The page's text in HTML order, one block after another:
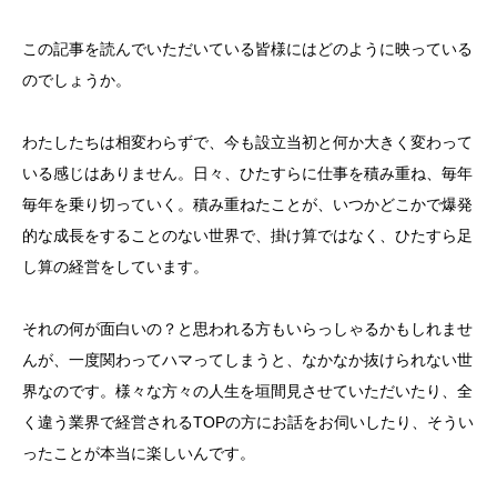
この記事を読んでいただいている皆様にはどのように映っている
のでしょうか。
わたしたちは相変わらずで、今も設立当初と何か大きく変わって
いる感じはありません。日々、ひたすらに仕事を積み重ね、毎年
毎年を乗り切っていく。積み重ねたことが、いつかどこかで爆発
的な成長をすることのない世界で、掛け算ではなく、ひたすら足
し算の経営をしています。
それの何が面白いの？と思われる方もいらっしゃるかもしれませ
んが、一度関わってハマってしまうと、なかなか抜けられない世
界なのです。様々な方々の人生を垣間見させていただいたり、全
く違う業界で経営されるTOPの方にお話をお伺いしたり、そうい
ったことが本当に楽しいんです。